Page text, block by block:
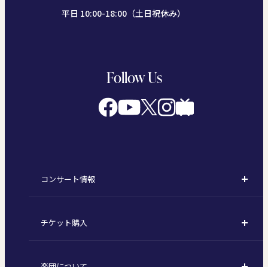
平日 10:00-18:00（土日祝休み）
Follow Us
コンサート情報
定期演奏会
チケット購入